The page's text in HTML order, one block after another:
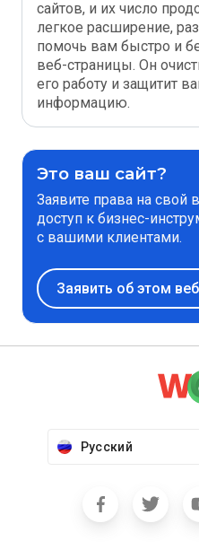
сайтов, и их число
легкое расширение,
помочь вам быстро и
веб-страницы. Он
его работу и защитит
информацию.
Это ваш сайт?
Заявите права на свой
доступ к бизнес-
с вашими клиентами.
Заявить об этом
Русский